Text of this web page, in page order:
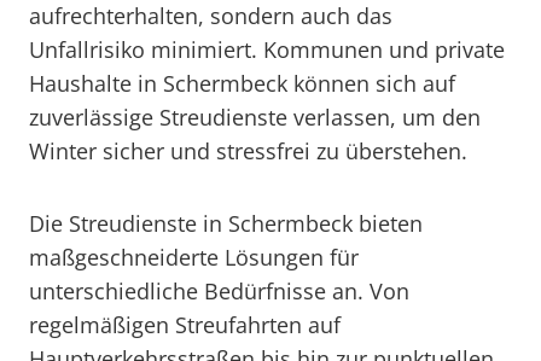
aufrechterhalten, sondern auch das
Unfallrisiko minimiert. Kommunen und private
Haushalte in Schermbeck können sich auf
zuverlässige Streudienste verlassen, um den
Winter sicher und stressfrei zu überstehen.
Die Streudienste in Schermbeck bieten
maßgeschneiderte Lösungen für
unterschiedliche Bedürfnisse an. Von
regelmäßigen Streufahrten auf